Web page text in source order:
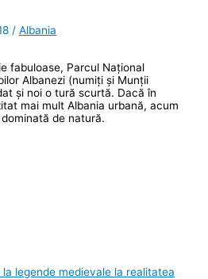
/Albania
fabuloase, Parcul Național
Albanezi (numiți și Munții
și noi o tură scurtă. Dacă în
mai mult Albania urbană, acum
de natură.
legende medievale la realitatea